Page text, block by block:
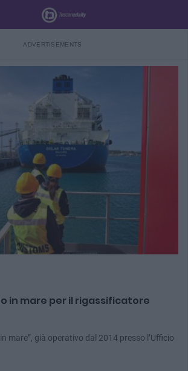
in mare per il rigassificatore
mare”, già operativo dal 2014 presso l’Ufficio